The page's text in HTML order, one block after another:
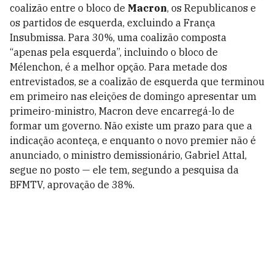
coalizão entre o bloco de Macron, os Republicanos e
os partidos de esquerda, excluindo a França
Insubmissa. Para 30%, uma coalizão composta
“apenas pela esquerda”, incluindo o bloco de
Mélenchon, é a melhor opção. Para metade dos
entrevistados, se a coalizão de esquerda que terminou
em primeiro nas eleições de domingo apresentar um
primeiro-ministro, Macron deve encarregá-lo de
formar um governo. Não existe um prazo para que a
indicação aconteça, e enquanto o novo premier não é
anunciado, o ministro demissionário, Gabriel Attal,
segue no posto — ele tem, segundo a pesquisa da
BFMTV, aprovação de 38%.